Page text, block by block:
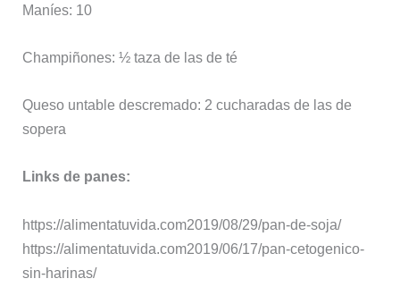
Maníes: 10
Champiñones: ½ taza de las de té
Queso untable descremado: 2 cucharadas de las de
sopera
Links de panes:
https://alimentatuvida.com2019/08/29/pan-de-soja/
https://alimentatuvida.com2019/06/17/pan-cetogenico-
sin-harinas/